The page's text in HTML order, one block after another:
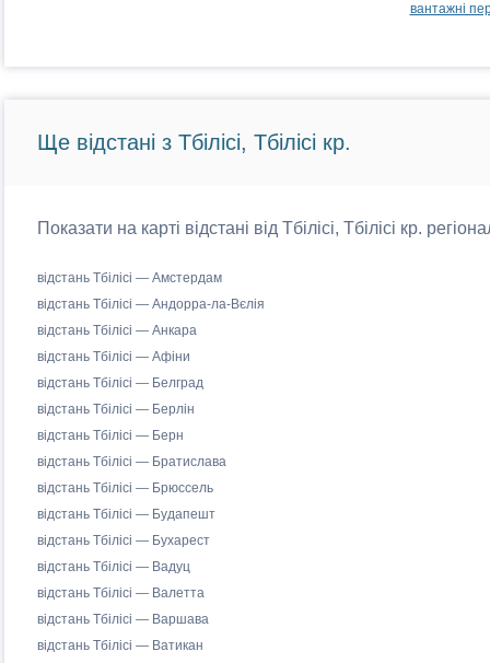
вантажні
Ще відстані з Тбілісі, Тбілісі кр.
Показати на карті відстані від Тбілісі, Тбілісі кр.
відстань Тбілісі — Амстердам
відстань Тбілісі — Андорра-ла-Вєлія
відстань Тбілісі — Анкара
відстань Тбілісі — Афіни
відстань Тбілісі — Белград
відстань Тбілісі — Берлін
відстань Тбілісі — Берн
відстань Тбілісі — Братислава
відстань Тбілісі — Брюссель
відстань Тбілісі — Будапешт
відстань Тбілісі — Бухарест
відстань Тбілісі — Вадуц
відстань Тбілісі — Валетта
відстань Тбілісі — Варшава
відстань Тбілісі — Ватикан